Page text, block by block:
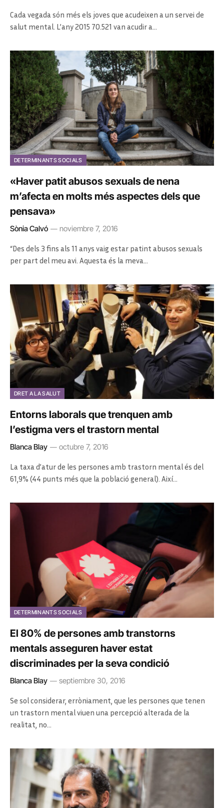
Cada vegada són més els joves que acudeixen a un servei de
salut mental. L’any 2015 70.521 van acudir a…
DETERMINANTS SOCIALS
«Haver patit abusos sexuals de nena
m’afecta en molts més aspectes dels que
pensava»
Sònia Calvó noviembre 7, 2016
“Des dels 3 fins als 11 anys vaig estar patint abusos sexuals
per part del meu avi. Aquesta és la meva…
DRET A LA SALUT
Entorns laborals que trenquen amb
l’estigma vers el trastorn mental
Blanca Blay octubre 7, 2016
La taxa d’atur de les persones amb trastorn mental és del
61,9% (44 punts més que la població general). Així…
DETERMINANTS SOCIALS
El 80% de persones amb transtorns
mentals asseguren haver estat
discriminades per la seva condició
Blanca Blay septiembre 30, 2016
Se sol considerar, erròniament, que les persones que tenen
un trastorn mental viuen una percepció alterada de la
realitat, no…